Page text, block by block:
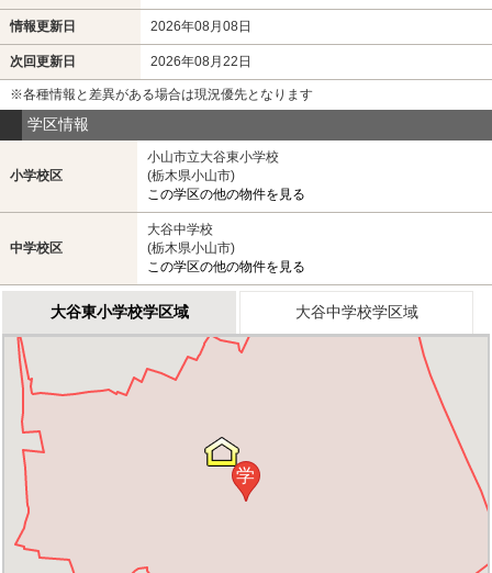
情報更新日 2026年08月08日
次回更新日 2026年08月22日
※各種情報と差異がある場合は現況優先となります
学区情報
小学校区
小山市立大谷東小学校
(栃木県小山市)
この学区の他の物件を見る
中学校区
大谷中学校
(栃木県小山市)
この学区の他の物件を見る
大谷東小学校学区域 大谷中学校学区域
学